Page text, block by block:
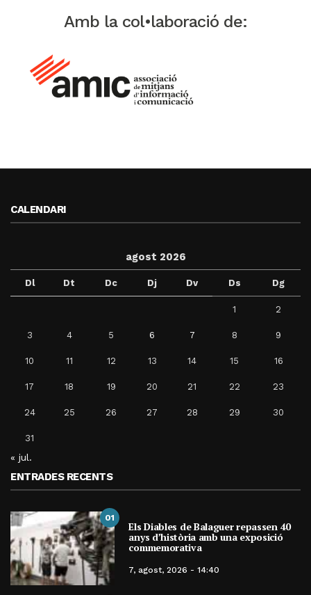
Amb la col•laboració de:
CALENDARI
agost 2026
Dl Dt Dc Dj Dv Ds Dg
1 2
3 4 5 6 7 8 9
10 11 12 13 14 15 16
17 18 19 20 21 22 23
24 25 26 27 28 29 30
31
« jul.
ENTRADES RECENTS
01
Els Diables de Balaguer repassen 40
anys d’història amb una exposició
commemorativa
7, agost, 2026 - 14:40